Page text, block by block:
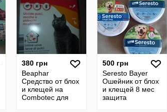
380 грн
Beaphar
Средство от блох
и клещей на
Combotec для
500 грн
Seresto Bayer
Ошейник от блох
и клещей 8 мес
защита